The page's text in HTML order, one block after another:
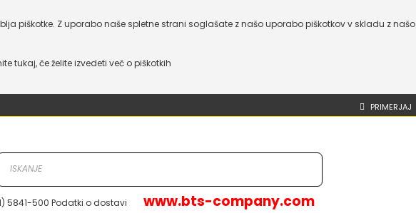
piškotke. Z uporabo naše spletne strani soglašate z našo uporabo piškotkov v skladu z našo
tukaj, če želite izvedeti več o piškotkih
PRIMERJAJ
5841-500 Podatki o dostavi www.bts-company.com